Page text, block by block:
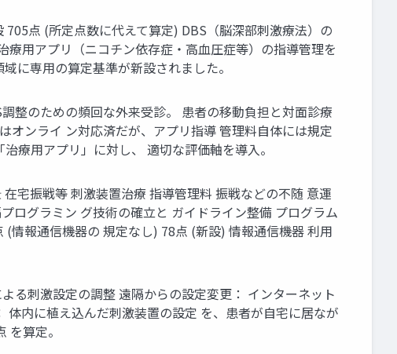
点 (所定点数に代えて算定) DBS（脳深部刺激療法）の
用アプリ（ニコチン依存症・高血圧症等）の指導管理を
に専用の算定基準が新設されました。
整のための頻回な外来受診。 患者の移動負担と対面診療
オンライ ン対応済だが、アプリ指導 管理料自体には規定
療用アプリ」に対し、 適切な評価軸を導入。
宅振戦等 刺激装置治療 指導管理料 振戦などの不随 意運
ログラミン グ技術の確立と ガイドライン整備 プログラム
情報通信機器の 規定なし) 78点 (新設) 情報通信機器 利用
る刺激設定の調整 遠隔からの設定変更： インターネット
内に植え込んだ刺激装置の設定 を、患者が自宅に居なが
算定。